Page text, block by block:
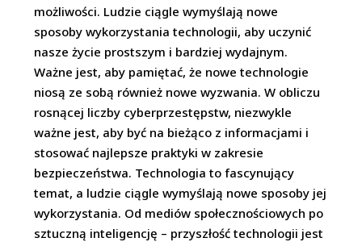
możliwości. Ludzie ciągle wymyślają nowe
sposoby wykorzystania technologii, aby uczynić
nasze życie prostszym i bardziej wydajnym.
Ważne jest, aby pamiętać, że nowe technologie
niosą ze sobą również nowe wyzwania. W obliczu
rosnącej liczby cyberprzestępstw, niezwykle
ważne jest, aby być na bieżąco z informacjami i
stosować najlepsze praktyki w zakresie
bezpieczeństwa. Technologia to fascynujący
temat, a ludzie ciągle wymyślają nowe sposoby jej
wykorzystania. Od mediów społecznościowych po
sztuczną inteligencję – przyszłość technologii jest